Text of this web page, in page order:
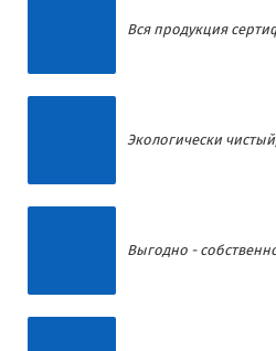
Вся продукция
Экологически
Выгодно -